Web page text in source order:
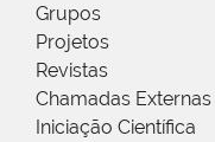
Grupos
Projetos
Revistas
Chamadas Externas
Iniciação Científica